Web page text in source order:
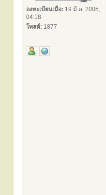
ลงทะเบียนเมื่อ: 19 มี.ค. 2005,
04:18
โพสต์: 1877